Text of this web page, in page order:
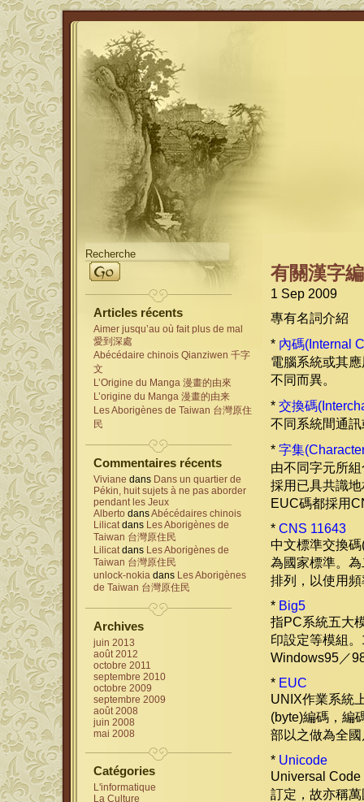
Articles récents
Aimer jusqu’au où fait plus de mal
愛到深處
Abécédaire chinois Qianziwen 千字
文
L’Origine du Manga 漫畫的由來
L’origine du Manga 漫畫的由来
Les Aborigènes de Taiwan 台灣原住
民
Commentaires récents
Viviane dans Dans un quartier de
Pékin, huit sujets à ne pas aborder
pendant les Jeux
Alberto dansAbécédaires chinois
Lilicatdans Les Aborigènes de
Taiwan 台灣原住民
Lilicatdans Les Aborigènes de
Taiwan 台灣原住民
unlock-nokia dans Les Aborigènes
de Taiwan 台灣原住民
Archives
juin 2013
août 2012
octobre 2011
septembre 2010
octobre 2009
septembre 2009
août 2008
juin 2008
mai 2008
Catégories
L'informatique
La Culture
有關漢字
1 Sep 2009
專有名詞介紹
* 內碼(Internal
電腦系統或其
不同而異。
* 交換碼
不同系統間通
* 字集
由不同字元所
採用已具共識
EUC碼都採用
* CNS 11643
中文標準交換
為國家標準。
排列，以使用
* Big5
指PC系統五大
印設定等模組
Windows95／
* EUC
UNIX作業系統
(byte)編碼，編
部以之做為全
* Unicode
Universal
訂定，故亦稱